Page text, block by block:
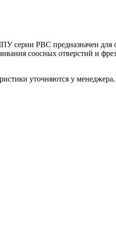
серии PBC предназначен
соосных отверстий и
уточняются у менеджера.